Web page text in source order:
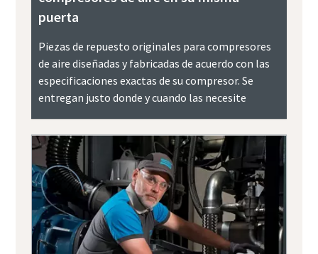
puerta
Piezas de repuesto originales para compresores
de aire diseñadas y fabricadas de acuerdo con las
especificaciones exactas de su compresor. Se
entregan justo donde y cuando las necesite